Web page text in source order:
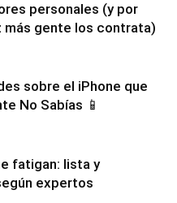
personales (y por
más gente los contrata)
sobre el iPhone que
No Sabías 📱
fatigan: lista y
expertos